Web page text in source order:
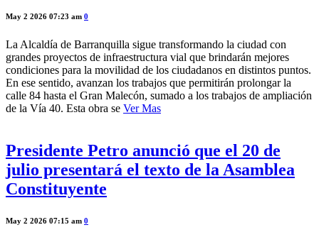
May 2 2026 07:23 am 0
La Alcaldía de Barranquilla sigue transformando la ciudad con
grandes proyectos de infraestructura vial que brindarán mejores
condiciones para la movilidad de los ciudadanos en distintos puntos.
En ese sentido, avanzan los trabajos que permitirán prolongar la
calle 84 hasta el Gran Malecón, sumado a los trabajos de ampliación
de la Vía 40. Esta obra se Ver Mas
Presidente Petro anunció que el 20 de
julio presentará el texto de la Asamblea
Constituyente
May 2 2026 07:15 am 0